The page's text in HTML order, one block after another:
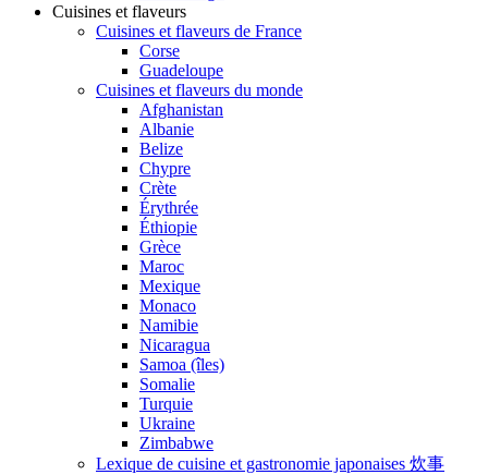
Cuisines et flaveurs
Cuisines et flaveurs de France
Corse
Guadeloupe
Cuisines et flaveurs du monde
Afghanistan
Albanie
Belize
Chypre
Crète
Érythrée
Éthiopie
Grèce
Maroc
Mexique
Monaco
Namibie
Nicaragua
Samoa (îles)
Somalie
Turquie
Ukraine
Zimbabwe
Lexique de cuisine et gastronomie japonaises 炊事